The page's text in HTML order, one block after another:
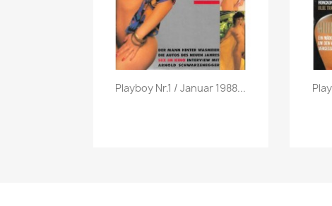
Vorschau
Playboy Nr.1 / Januar 1988...